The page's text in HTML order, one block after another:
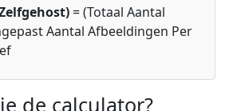
= (Totaal Aantal
Aantal Afbeeldingen Per
de calculator?